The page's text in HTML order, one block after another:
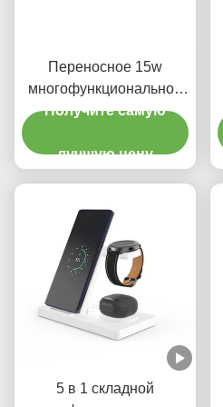
Переносное 15w
многофункциональное
беспроводное зарядное
магнитные наушники
Получите самую
лучшую цену
5 в 1 складной